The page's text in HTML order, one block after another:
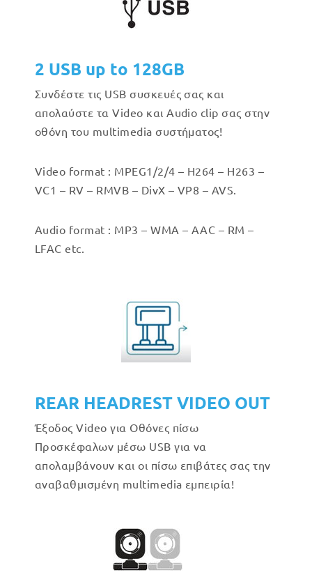
2 USB up to 128GB
Συνδέστε τις USB συσκευές σας και
απολαύστε τα Video και Audio clip σας στην
οθόνη του multimedia συστήματος!
Video format : MPEG1/2/4 – H264 – H263 –
VC1 – RV – RMVB – DivX – VP8 – AVS.
Audio format : MP3 – WMA – AAC – RM –
LFAC etc.
REAR HEADREST VIDEO OUT
Έξοδος Video για Οθόνες πίσω
Προσκέφαλων μέσω USB για να
απολαμβάνουν και οι πίσω επιβάτες σας την
αναβαθμισμένη multimedia εμπειρία!